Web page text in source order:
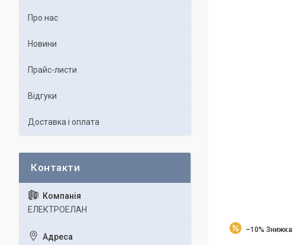
–10%
Про нас
Новини
Прайс-листи
Відгуки
Доставка і оплата
ЕЛЕКТРОЕЛАН